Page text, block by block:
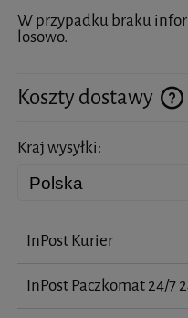
W przypadku braku
losowo.
Koszty dostawy
Cena nie zawiera ewentualnych
Kraj wysyłki:
InPost Kurier
InPost Paczkomat 24/7